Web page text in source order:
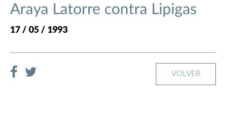
Araya Latorre contra Lipigas
17 / 05 / 1993
VOLVER